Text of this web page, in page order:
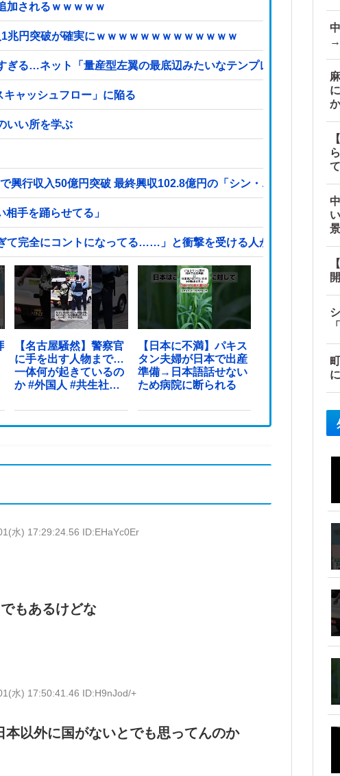
加されるｗｗｗｗｗ
円突破が確実にｗｗｗｗｗｗｗｗｗｗｗｗｗ
る…ネット「量産型左翼の最底辺みたいなテンプレ左翼カルト陰
ャッシュフロー」に陥る
いい所を学ぶ
興行収入50億円突破 最終興収102.8億円の「シン・エヴァ」に並
手を踊らせてる」
て完全にコントになってる……」と衝撃を受ける人が続出中他
【名古屋騒然】警察官
に手を出す人物まで…
一体何が起きているの
か #外国人 #共生社会
【日本に不満】パキス
タン夫婦が日本で出産
準備→日本語話せない
ため病院に断られる
水) 17:29:24.56 ID:EHaYc0Er
もあるけどな
水) 17:50:41.46 ID:H9nJod/+
以外に国がないとでも思ってんのか
景